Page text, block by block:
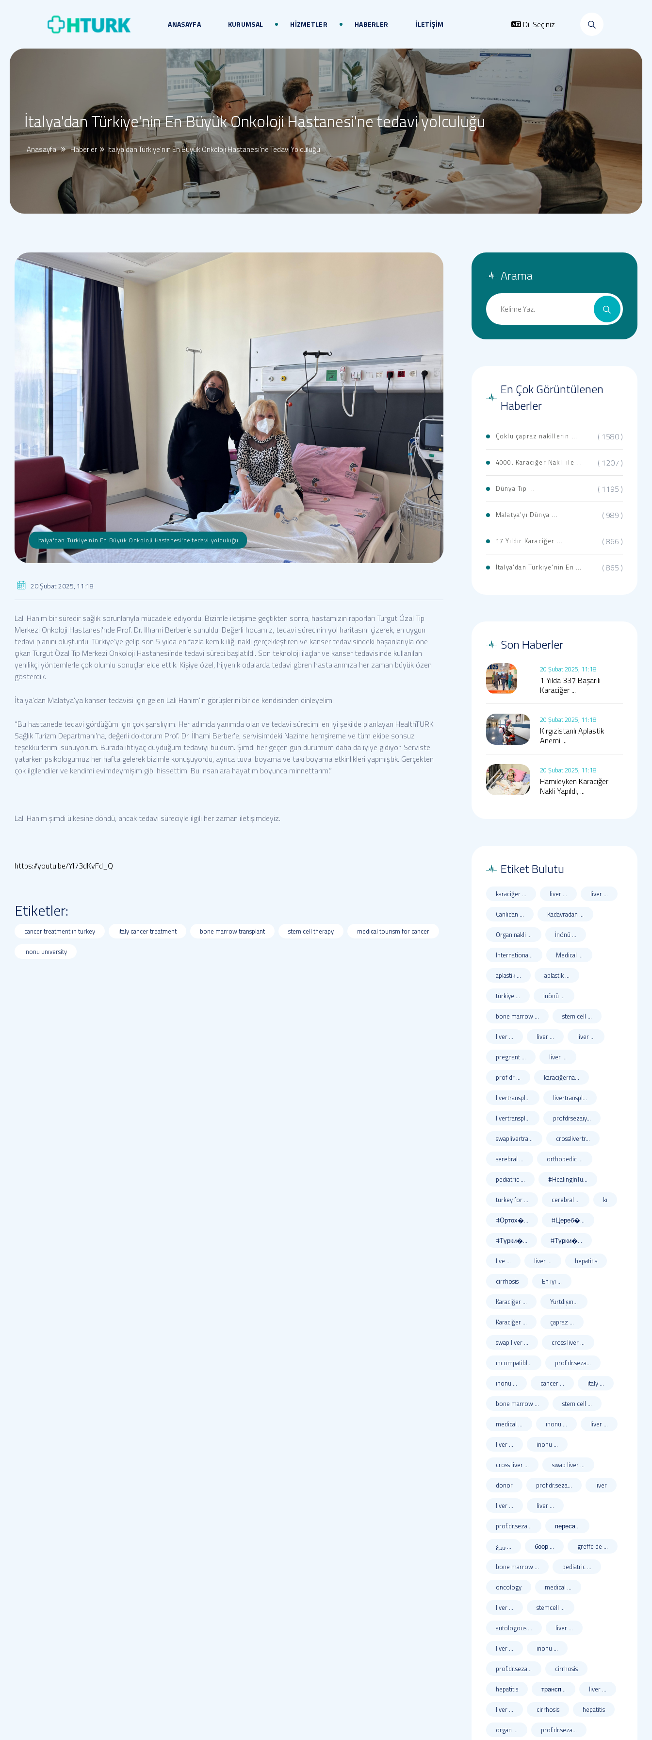
ANASAYFA KURUMSAL HİZMETLER HABERLER İLETİŞİM Dil Seçiniz
İtalya'dan Türkiye'nin En Büyük Onkoloji Hastanesi'ne tedavi yolculuğu
Anasayfa Haberler İtalya'dan Türkiye'nin En Büyük Onkoloji Hastanesi'ne Tedavi Yolculuğu
İtalya'dan Türkiye'nin En Büyük Onkoloji Hastanesi'ne tedavi yolculuğu
20 Şubat 2025, 11:18
Lali Hanım bir süredir sağlık sorunlarıyla mücadele ediyordu. Bizimle iletişime geçtikten sonra, hastamızın raporları Turgut Özal Tıp
Merkezi Onkoloji Hastanesi'nde Prof. Dr. İlhami Berber’e sunuldu. Değerli hocamız, tedavi sürecinin yol haritasını çizerek, en uygun
tedavi planını oluşturdu. Türkiye’ye gelip son 5 yılda en fazla kemik iliği nakli gerçekleştiren ve kanser tedavisindeki başarılarıyla öne
çıkan Turgut Özal Tıp Merkezi Onkoloji Hastanesi’nde tedavi süreci başlatıldı. Son teknoloji ilaçlar ve kanser tedavisinde kullanılan
yenilikçi yöntemlerle çok olumlu sonuçlar elde ettik. Kişiye özel, hijyenik odalarda tedavi gören hastalarımıza her zaman büyük özen
gösterdik.
İtalya'dan Malatya'ya kanser tedavisi için gelen Lali Hanım'ın görüşlerini bir de kendisinden dinleyelim:
“Bu hastanede tedavi gördüğüm için çok şanslıyım. Her adımda yanımda olan ve tedavi sürecimi en iyi şekilde planlayan HealthTURK
Sağlık Turizm Departmanı'na, değerli doktorum Prof. Dr. İlhami Berber'e, servisimdeki Nazime hemşireme ve tüm ekibe sonsuz
teşekkürlerimi sunuyorum. Burada ihtiyaç duyduğum tedaviyi buldum. Şimdi her geçen gün durumum daha da iyiye gidiyor. Serviste
yatarken psikologumuz her hafta gelerek bizimle konuşuyordu, ayrıca tuval boyama ve takı boyama etkinlikleri yapmıştık. Gerçekten
çok ilgilendiler ve kendimi evimdeymişim gibi hissettim. Bu insanlara hayatım boyunca minnettarım.”
Lali Hanım şimdi ülkesine döndü, ancak tedavi süreciyle ilgili her zaman iletişimdeyiz.
https://youtu.be/Yl73dKvFd_Q
Etiketler:
cancer treatment in turkey italy cancer treatment bone marrow transplant stem cell therapy medical tourism for cancer
ınonu unıversity
Arama
En Çok Görüntülenen
Haberler
Çoklu çapraz nakillerin ... ( 1580 )
4000. Karaciğer Nakli ile ... ( 1207 )
​​​​Dünya Tıp ... ( 1195 )
Malatya’yı Dünya ... ( 989 )
17 Yıldır Karaciğer ... ( 866 )
İtalya'dan Türkiye'nin En ... ( 865 )
Son Haberler
20 Şubat 2025, 11:18
1 Yılda 337 Başarılı
Karaciğer ...
20 Şubat 2025, 11:18
Kırgızistanlı Aplastik
Anemi ...
20 Şubat 2025, 11:18
Hamileyken Karaciğer
Nakli Yapıldı, ...
Etiket Bulutu
karaciğer ... liver ... liver ...
Canlıdan ... Kadavradan ...
Organ nakli ... İnönü ...
Internationa... Medical ...
aplastik ... aplastik ...
türkiye ... inönü ...
bone marrow ... stem cell ...
liver ... liver ... liver ...
pregnant ... liver ...
prof dr ... karaciğerna...
livertranspl... livertranspl...
livertranspl... profdrsezaiy...
swaplivertra... crosslivertr...
serebral ... orthopedic ...
pediatric ... #HealingInTu...
turkey for ... cerebral ... kı
#Ортох�... #Цереб�...
#Түрки�... #Түрки�...
live ... liver ... hepatitis
cirrhosis En iyi ...
Karaciğer ... Yurtdışın...
Karaciğer ... çapraz ...
swap liver ... cross liver ...
ıncompatibl... prof.dr.seza...
inonu ... cancer ... italy ...
bone marrow ... stem cell ...
medical ... ınonu ... liver ...
liver ... inonu ...
cross liver ... swap liver ...
donor prof.dr.seza... liver
liver ... liver ...
prof.dr.seza... переса...
زرع ... боор ... greffe de ...
bone marrow ... pediatric ...
oncology medical ...
liver ... stemcell ...
autologous ... liver ...
liver ... inonu ...
prof.dr.seza... cirrhosis
hepatitis трансп... liver ...
liver ... cirrhosis hepatitis
organ ... prof.dr.seza...